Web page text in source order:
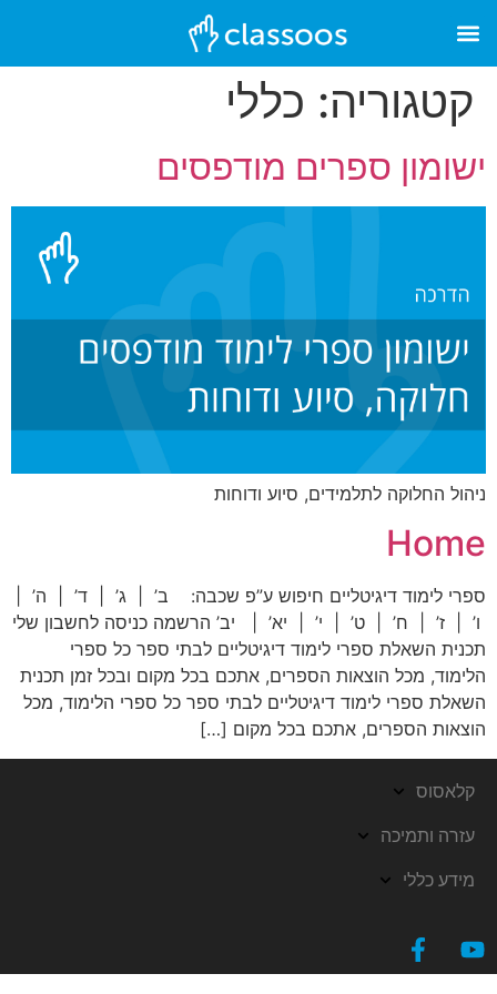
קטגוריה: כללי
ישומון ספרים מודפסים
ניהול החלוקה לתלמידים, סיוע ודוחות
Home
ספרי לימוד דיגיטליים חיפוש ע”פ שכבה: ב’ | ג’ | ד’ | ה’ |
ו’ | ז’ | ח’ | ט’ | י’ | יא’ | יב’ הרשמה כניסה לחשבון שלי
תכנית השאלת ספרי לימוד דיגיטליים לבתי ספר כל ספרי
הלימוד, מכל הוצאות הספרים, אתכם בכל מקום ובכל זמן תכנית
השאלת ספרי לימוד דיגיטליים לבתי ספר כל ספרי הלימוד, מכל
הוצאות הספרים, אתכם בכל מקום […]
קלאסוס
עזרה ותמיכה
מידע כללי